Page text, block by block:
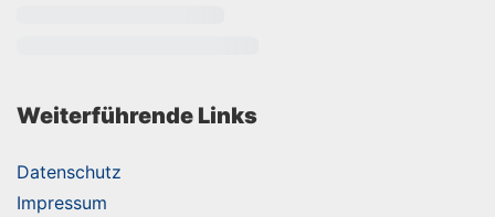
Weiterführende Links
Datenschutz
Impressum